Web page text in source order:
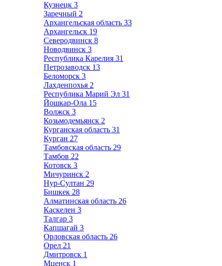
Кузнецк 3
Заречный 2
Архангельская область 33
Архангельск 19
Северодвинск 8
Новодвинск 3
Республика Карелия 31
Петрозаводск 13
Беломорск 3
Лахденпохья 2
Республика Марий Эл 31
Йошкар-Ола 15
Волжск 3
Козьмодемьянск 2
Курганская область 31
Курган 27
Тамбовская область 29
Тамбов 22
Котовск 3
Мичуринск 2
Нур-Султан 29
Бишкек 28
Алматинская область 26
Каскелен 3
Талгар 3
Капшагай 3
Орловская область 26
Орел 21
Дмитровск 1
Мценск 1